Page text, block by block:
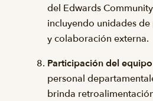
del Edwards
incluyendo unidades
y colaboración externa.
Participación del
personal
brinda